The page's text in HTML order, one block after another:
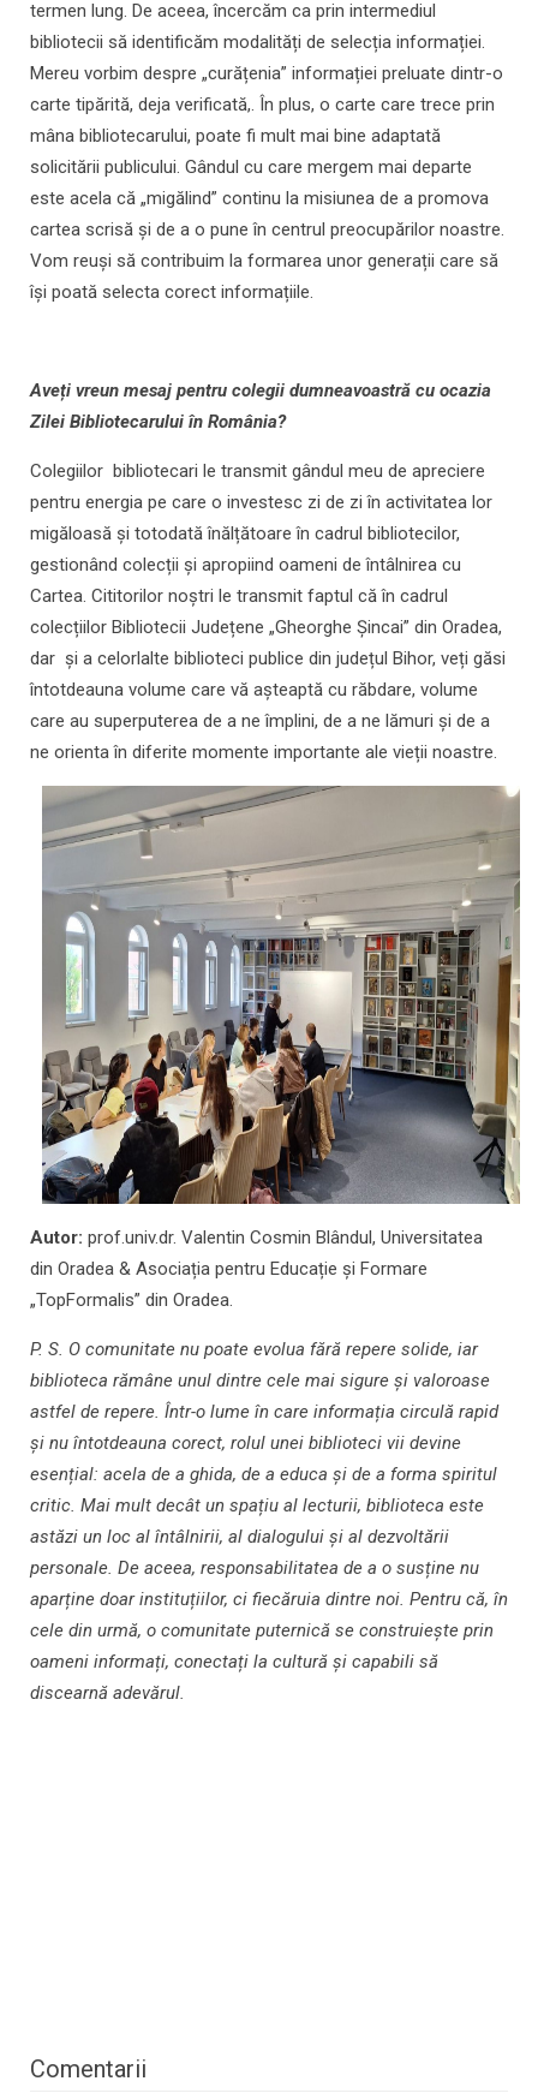
termen lung. De aceea, încercăm ca prin intermediul
bibliotecii să identificăm modalități de selecția informației.
Mereu vorbim despre „curățenia” informației preluate dintr-o
carte tipărită, deja verificată,. În plus, o carte care trece prin
mâna bibliotecarului, poate fi mult mai bine adaptată
solicitării publicului. Gândul cu care mergem mai departe
este acela că „migălind” continu la misiunea de a promova
cartea scrisă și de a o pune în centrul preocupărilor noastre.
Vom reuși să contribuim la formarea unor generații care să
își poată selecta corect informațiile.
Aveți vreun mesaj pentru colegii dumneavoastră cu ocazia
Zilei Bibliotecarului în România?
Colegiilor bibliotecari le transmit gândul meu de apreciere
pentru energia pe care o investesc zi de zi în activitatea lor
migăloasă și totodată înălțătoare în cadrul bibliotecilor,
gestionând colecții și apropiind oameni de întâlnirea cu
Cartea. Cititorilor noștri le transmit faptul că în cadrul
colecțiilor Bibliotecii Județene „Gheorghe Șincai” din Oradea,
dar și a celorlalte biblioteci publice din județul Bihor, veți găsi
întotdeauna volume care vă așteaptă cu răbdare, volume
care au superputerea de a ne împlini, de a ne lămuri și de a
ne orienta în diferite momente importante ale vieții noastre.
Autor: prof.univ.dr. Valentin Cosmin Blândul, Universitatea
din Oradea & Asociația pentru Educație și Formare
„TopFormalis” din Oradea.
P. S. O comunitate nu poate evolua fără repere solide, iar
biblioteca rămâne unul dintre cele mai sigure și valoroase
astfel de repere. Într-o lume în care informația circulă rapid
și nu întotdeauna corect, rolul unei biblioteci vii devine
esențial: acela de a ghida, de a educa și de a forma spiritul
critic. Mai mult decât un spațiu al lecturii, biblioteca este
astăzi un loc al întâlnirii, al dialogului și al dezvoltării
personale. De aceea, responsabilitatea de a o susține nu
aparține doar instituțiilor, ci fiecăruia dintre noi. Pentru că, în
cele din urmă, o comunitate puternică se construiește prin
oameni informați, conectați la cultură și capabili să
discearnă adevărul.
Comentarii